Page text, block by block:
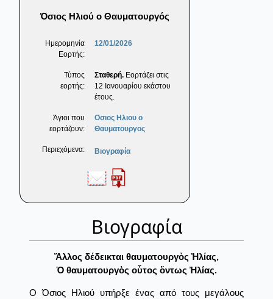
Όσιος Ηλιού ο Θαυματουργός
Ημερομηνία
Εορτής:
12/01/2026
Τύπος
εορτής:
Σταθερή. Εορτάζει στις
12 Ιανουαρίου εκάστου
έτους.
Άγιοι που
εορτάζουν:
Οσιος Ηλιου ο
Θαυματουργος
Περιεχόμενα: Βιογραφία
Βιογραφία
Ἄλλος δέδεικται θαυματουργὸς Ἠλίας,
Ὁ θαυματουργὸς οὗτος ὄντως Ἠλίας.
Ο Όσιος Ηλιού υπήρξε ένας από τους μεγάλους